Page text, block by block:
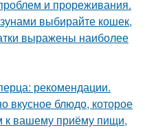
и прореживания.
выбирайте кошек,
выражены наиболее
рекомендации.
вкусное блюдо, которое
к вашему приёму пищи,